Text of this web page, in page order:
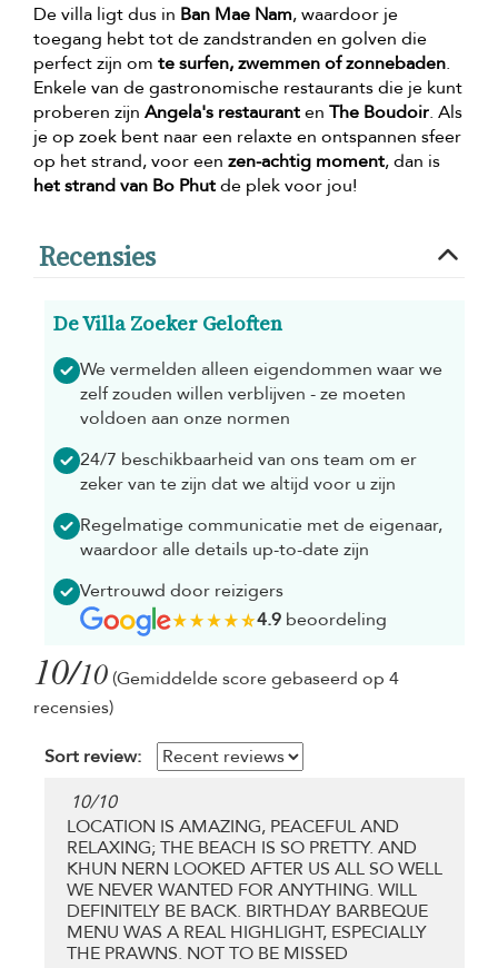
De villa ligt dus in Ban Mae Nam, waardoor je
toegang hebt tot de zandstranden en golven die
perfect zijn om te surfen, zwemmen of zonnebaden.
Enkele van de gastronomische restaurants die je kunt
proberen zijn Angela's restauranten The Boudoir. Als
je op zoek bent naar een relaxte en ontspannen sfeer
op het strand, voor een zen-achtig moment, dan is
het strand van Bo Phutde plek voor jou!
Recensies
De Villa Zoeker Geloften
We vermelden alleen eigendommen waar we
zelf zouden willen verblijven - ze moeten
voldoen aan onze normen
24/7 beschikbaarheid van ons team om er
zeker van te zijn dat we altijd voor u zijn
Regelmatige communicatie met de eigenaar,
waardoor alle details up-to-date zijn
Vertrouwd door reizigers
4.9beoordeling
10/10 (Gemiddelde score gebaseerd op 4
recensies)
Sort review:
10/10
LOCATION IS AMAZING, PEACEFUL AND
RELAXING; THE BEACH IS SO PRETTY. AND
KHUN NERN LOOKED AFTER US ALL SO WELL
WE NEVER WANTED FOR ANYTHING. WILL
DEFINITELY BE BACK. BIRTHDAY BARBEQUE
MENU WAS A REAL HIGHLIGHT, ESPECIALLY
THE PRAWNS. NOT TO BE MISSED